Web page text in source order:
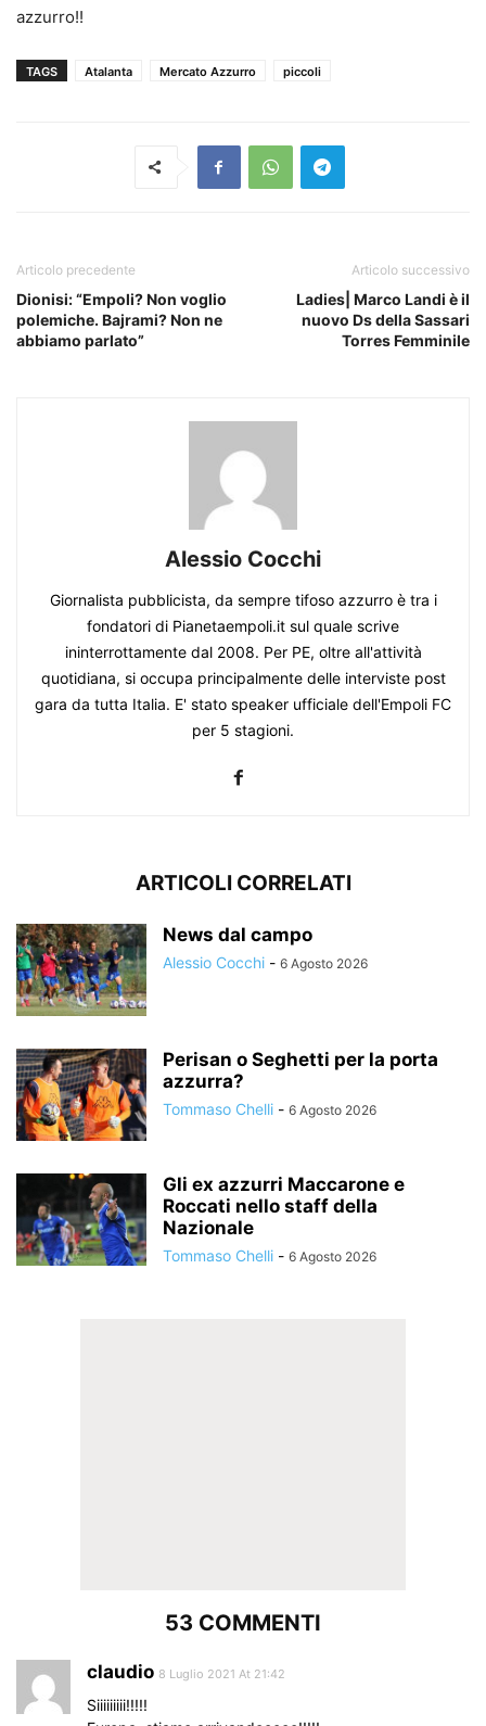
azzurro!!
TAGS Atalanta Mercato Azzurro piccoli
Articolo precedente
Dionisi: “Empoli? Non voglio
polemiche. Bajrami? Non ne
abbiamo parlato”
Articolo successivo
Ladies| Marco Landi è il
nuovo Ds della Sassari
Torres Femminile
Alessio Cocchi
Giornalista pubblicista, da sempre tifoso azzurro è tra i
fondatori di Pianetaempoli.it sul quale scrive
ininterrottamente dal 2008. Per PE, oltre all'attività
quotidiana, si occupa principalmente delle interviste post
gara da tutta Italia. E' stato speaker ufficiale dell'Empoli FC
per 5 stagioni.
ARTICOLI CORRELATI
News dal campo
Alessio Cocchi - 6 Agosto 2026
Perisan o Seghetti per la porta
azzurra?
Tommaso Chelli - 6 Agosto 2026
Gli ex azzurri Maccarone e
Roccati nello staff della
Nazionale
Tommaso Chelli - 6 Agosto 2026
53 COMMENTI
claudio 8 Luglio 2021 At 21:42
Siiiiiiiii!!!!!